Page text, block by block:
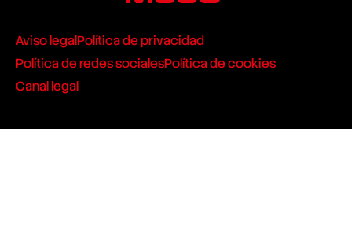
Aviso legalPolítica de privacidad
Política de redes socialesPolítica de cookies
Canal legal